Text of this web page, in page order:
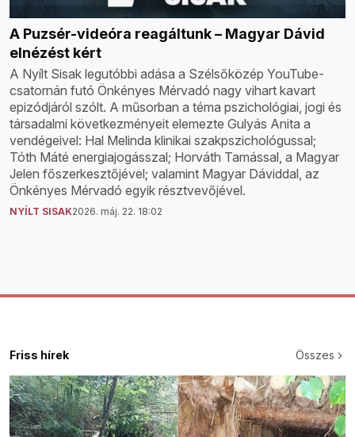
A Puzsér-videóra reagáltunk – Magyar Dávid
elnézést kért
A Nyílt Sisak legutóbbi adása a Szélsőközép YouTube-
csatornán futó Önkényes Mérvadó nagy vihart kavart
epizódjáról szólt. A műsorban a téma pszichológiai, jogi és
társadalmi következményeit elemezte Gulyás Anita a
vendégeivel: Hal Melinda klinikai szakpszichológussal;
Tóth Máté energiajogásszal; Horváth Tamással, a Magyar
Jelen főszerkesztőjével; valamint Magyar Dáviddal, az
Önkényes Mérvadó egyik résztvevőjével.
NYÍLT SISAK2026. máj. 22. 18:02
Friss hírek Összes